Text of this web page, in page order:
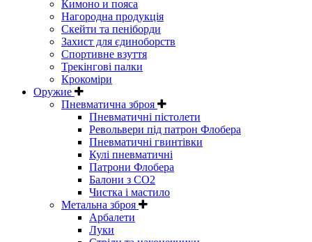
Кимоно и пояса
Нагородна продукція
Скейти та пеніборди
Захист для єдиноборств
Спортивне взуття
Трекінгові палки
Крокоміри
Оружие
Пневматична зброя
Пневматичні пістолети
Револьвери під патрон Флобера
Пневматичні гвинтівки
Кулі пневматичні
Патрони Флобера
Балони з CO2
Чистка і мастило
Метальна зброя
Арбалети
Луки